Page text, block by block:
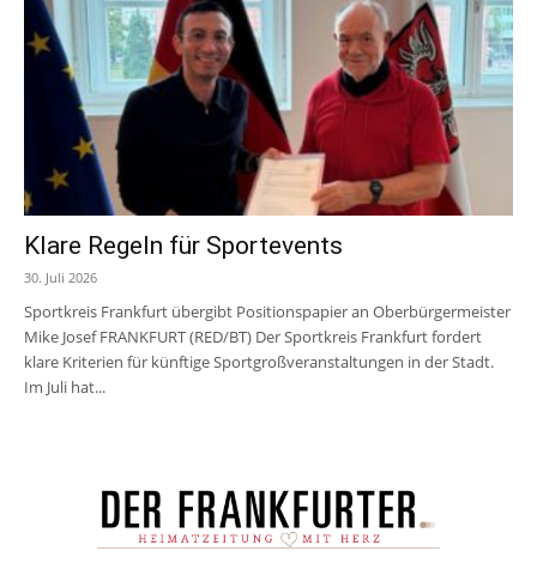
Klare Regeln für Sportevents
30. Juli 2026
Sportkreis Frankfurt übergibt Positionspapier an Oberbürgermeister
Mike Josef FRANKFURT (RED/BT) Der Sportkreis Frankfurt fordert
klare Kriterien für künftige Sportgroßveranstaltungen in der Stadt.
Im Juli hat...